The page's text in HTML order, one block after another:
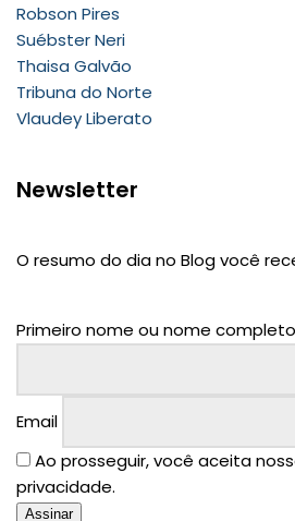
Robson Pires
Suébster Neri
Thaisa Galvão
Tribuna do Norte
Vlaudey Liberato
Newsletter
O resumo do dia no Blog você
Primeiro nome ou nome completo
Email
Ao prosseguir, você aceita
privacidade.